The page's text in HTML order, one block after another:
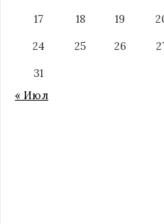
17
18 19
24
25 26
31
« Июл